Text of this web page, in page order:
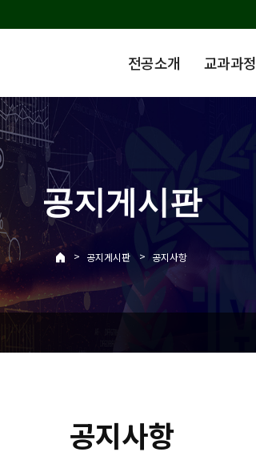
전공소개 교과과정
공지게시판
> 공지게시판 > 공지사항
공지사항